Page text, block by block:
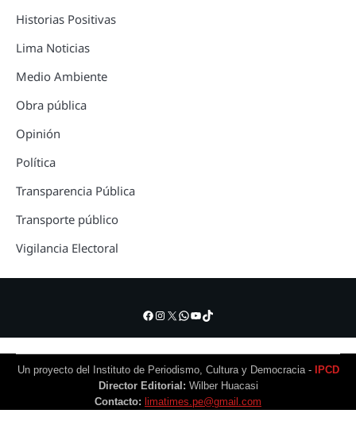
Historias Positivas
Lima Noticias
Medio Ambiente
Obra pública
Opinión
Política
Transparencia Pública
Transporte público
Vigilancia Electoral
Facebook
Instagram
X WhatsApp
YouTube
TikTok
Un proyecto del Instituto de Periodismo, Cultura y Democracia -
IPCD
Director Editorial: Wilber Huacasi
Contacto: limatimes.pe@gmail.com